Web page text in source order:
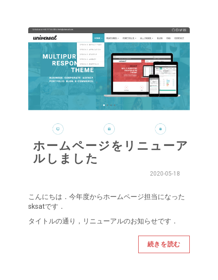
ホームページをリニューア
ルしました
2020-05-18
こんにちは．今年度からホームページ担当になった
sksatです．
タイトルの通り，リニューアルのお知らせです．
続きを読む